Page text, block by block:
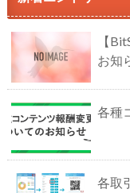
【
お知
各種
各取